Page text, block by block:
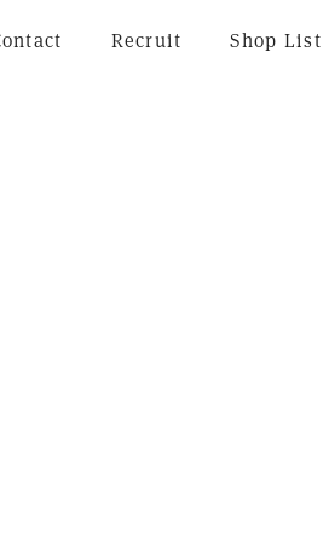
Recruit Shop List